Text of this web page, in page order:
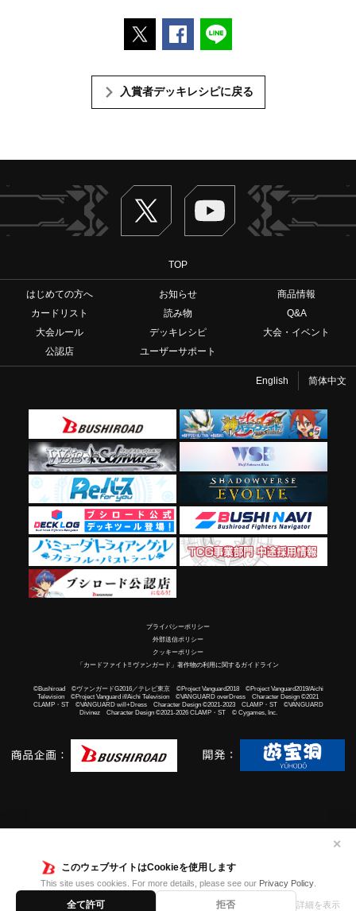
このウェブサイトはCookieを使用します
This site uses cookies. For more details, please see our Privacy Policy.
全て許可 拒否 詳細を表示
✕
ポストするFacebookでシェアする
入賞者デッキレシピに戻る
Twitter ヴァンガードch
TOP
はじめての方へ お知らせ
商品情報
カードリスト
読み物
Q&A
大会ルール
デッキレシピ
大会・イベント
公認店
ユーザーサポート
English 简体中文
プライバシーポリシー
外部送信ポリシー
クッキーポリシー
「カードファイト!! ヴァンガード」著作物の利用に関するガイドライン
©Bushiroad ©ヴァンガードG2016／テレビ東京 ©Project Vanguard2018 ©Project Vanguard2019/Aichi
Television ©Project Vanguard if/Aichi Television ©VANGUARD overDress Character Design ©2021
CLAMP・ST ©VANGUARD will+Dress Character Design ©2021-2023 CLAMP・ST ©VANGUARD
Divinez Character Design ©2021-2026 CLAMP・ST © Cygames, Inc.